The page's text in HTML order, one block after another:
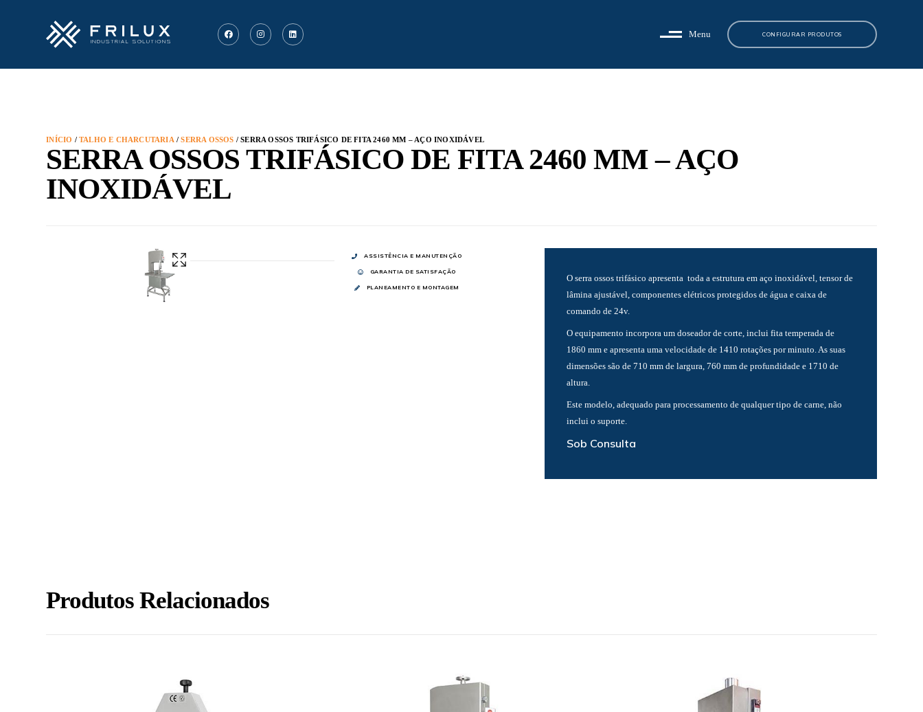
Menu CONFIGURAR PRODUTOS
INÍCIO /TALHO E CHARCUTARIA /SERRA OSSOS / SERRA OSSOS TRIFÁSICO DE FITA 2460 MM – AÇO INOXIDÁVEL
SERRA OSSOS TRIFÁSICO DE FITA 2460 MM – AÇO
INOXIDÁVEL
ASSISTÊNCIA E MANUTENÇÃO
GARANTIA DE SATISFAÇÃO
PLANEAMENTO E MONTAGEM
O serra ossos trifásico apresenta toda a estrutura em aço inoxidável, tensor de
lâmina ajustável, componentes elétricos protegidos de água e caixa de
comando de 24v.
O equipamento incorpora um doseador de corte, inclui fita temperada de
1860 mm e apresenta uma velocidade de 1410 rotações por minuto. As suas
dimensões são de 710 mm de largura, 760 mm de profundidade e 1710 de
altura.
Este modelo, adequado para processamento de qualquer tipo de carne, não
inclui o suporte.
Sob Consulta
Produtos Relacionados